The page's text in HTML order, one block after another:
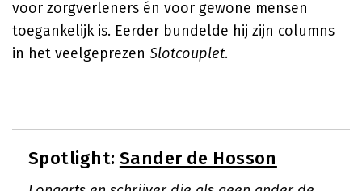
voor zorgverleners én voor gewone mensen
toegankelijk is. Eerder bundelde hij zijn columns
in het veelgeprezen Slotcouplet.
Spotlight: Sander de Hosson